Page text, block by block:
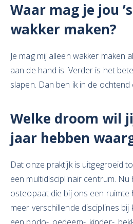
Waar mag je jou
wakker maken?
Je mag mij alleen wakker maken
aan de hand is. Verder is het
slapen. Dan ben ik in de ochtend
Welke droom wil
jaar hebben
Dat onze praktijk is uitgegroeid
een multidisciplinair centrum. Nu
osteopaat die bij ons een
meer verschillende disciplines bij